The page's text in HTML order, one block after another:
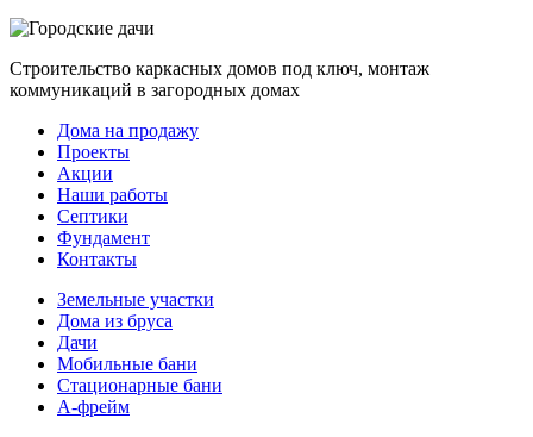
Строительство каркасных домов под ключ, монтаж
коммуникаций в загородных домах
Дома на продажу
Проекты
Акции
Наши работы
Септики
Фундамент
Контакты
Земельные участки
Дома из бруса
Дачи
Мобильные бани
Стационарные бани
A-фрейм